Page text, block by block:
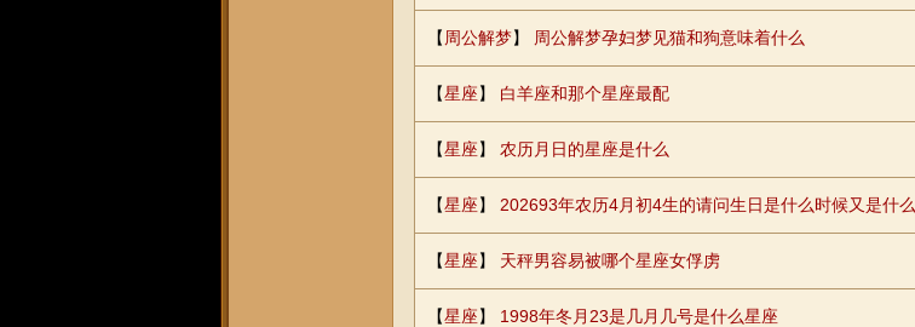
【 周公解梦】 周公解梦孕妇梦见猫和狗意味着什么
【星座】 白羊座和那个星座最配
【星座】 农历月日的星座是什么
【星座】 202693年农历4月初4生的请问生日是什么时候又是什
【星座】 天秤男容易被哪个星座女俘虏
【星座】 1998年冬月23是几月几号是什么星座